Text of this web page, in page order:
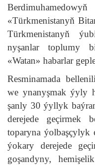
«Türkmenistanyň
Türkmenistanyň
nyşanlar toplumy
«Watan» habarlar
Resminamada
we ynanyşmak ýyly
şanly 30 ýyllyk
derejede geçirmek
toparyna ýolbaşçylyk
ýokary derejede
goşandyny,